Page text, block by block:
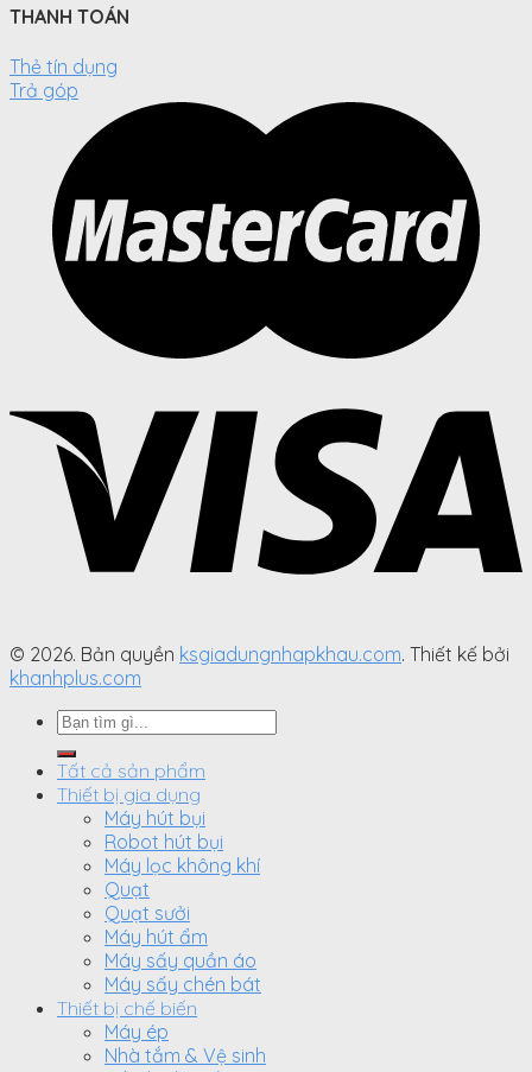
THANH TOÁN
Thẻ tín dụng
Trả góp
© 2026. Bản quyền ksgiadungnhapkhau.com. Thiết kế bởi
khanhplus.com
Search
for:
Tất cả sản phẩm
Thiết bị gia dụng
Máy hút bụi
Robot hút bụi
Máy lọc không khí
Quạt
Quạt sưởi
Máy hút ẩm
Máy sấy quần áo
Máy sấy chén bát
Thiết bị chế biến
Máy ép
Nhà tắm & Vệ sinh